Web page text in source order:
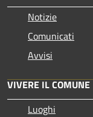
Notizie
Comunicati
Avvisi
VIVERE IL COMUNE
Luoghi